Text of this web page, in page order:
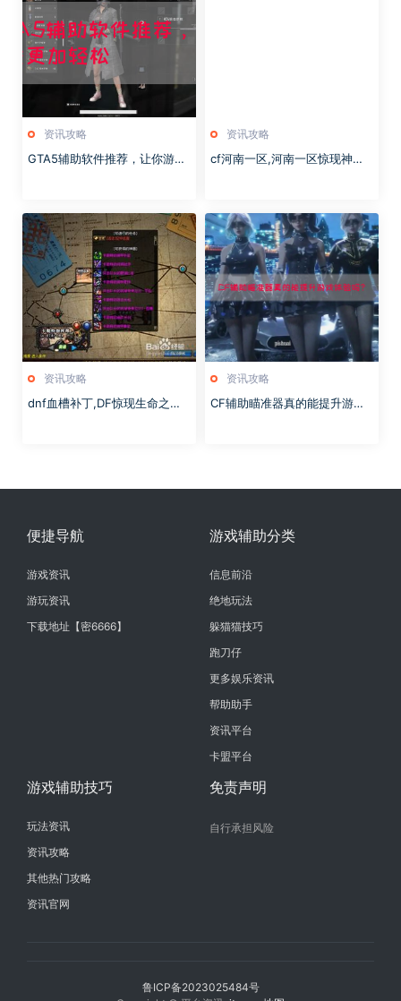
资讯攻略
GTA5辅助软件推荐，让你游戏
资讯攻略
cf河南一区,河南一区惊现神秘
资讯攻略
dnf血槽补丁,DF惊现生命之
资讯攻略
CF辅助瞄准器真的能提升游戏
便捷导航
游戏资讯
游玩资讯
下载地址【密6666】
游戏辅助分类
信息前沿
绝地玩法
躲猫猫技巧
跑刀仔
更多娱乐资讯
帮助助手
资讯平台
卡盟平台
游戏辅助技巧
玩法资讯
资讯攻略
其他热门攻略
资讯官网
免责声明
自行承担风险
鲁ICP备2023025484号